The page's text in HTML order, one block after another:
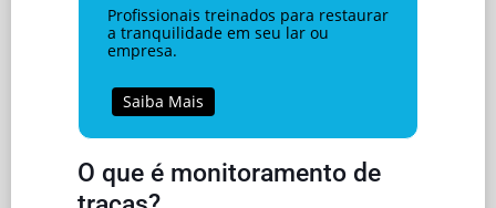
Profissionais treinados para restaurar
a tranquilidade em seu lar ou
empresa.
Saiba Mais
O que é monitoramento de